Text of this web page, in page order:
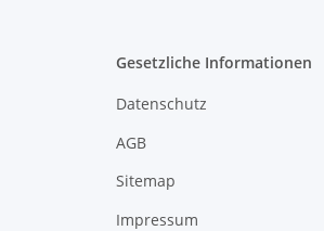
Gesetzliche Informationen
Datenschutz
AGB
Sitemap
Impressum